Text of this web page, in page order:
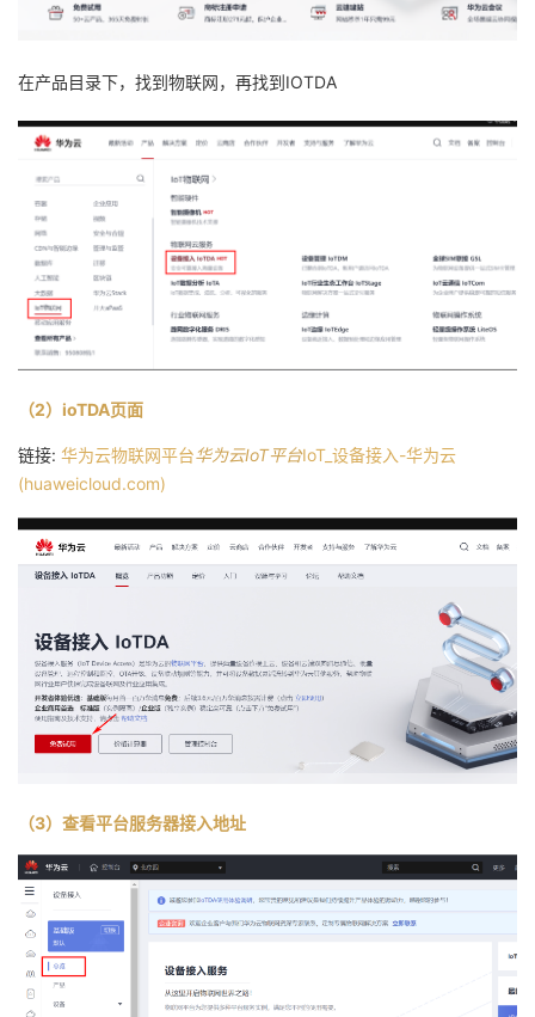
在产品目录下，找到物联网，再找到IOTDA
（2）ioTDA页面
链接: 华为云物联网平台华为云IoT平台IoT_设备接入-华为云
(huaweicloud.com)
（3）查看平台服务器接入地址